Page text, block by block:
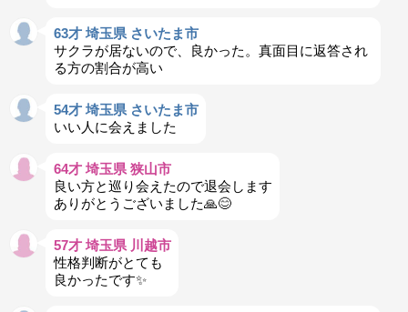
63才 埼玉県 さいたま市
サクラが居ないので、良かった。真面目に返答され
る方の割合が高い
54才 埼玉県 さいたま市
いい人に会えました
64才 埼玉県 狭山市
良い方と巡り会えたので退会します
ありがとうございました🙏😊
57才 埼玉県 川越市
性格判断がとても
良かったです✨️